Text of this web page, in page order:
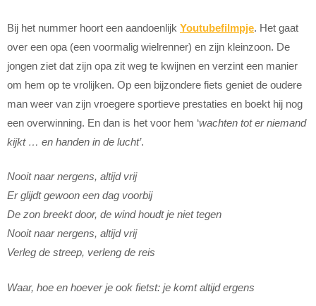
Bij het nummer hoort een aandoenlijk Youtubefilmpje. Het gaat
over een opa (een voormalig wielrenner) en zijn kleinzoon. De
jongen ziet dat zijn opa zit weg te kwijnen en verzint een manier
om hem op te vrolijken. Op een bijzondere fiets geniet de oudere
man weer van zijn vroegere sportieve prestaties en boekt hij nog
een overwinning. En dan is het voor hem ‘wachten tot er niemand
kijkt … en handen in de lucht’.
Nooit naar nergens, altijd vrij
Er glijdt gewoon een dag voorbij
De zon breekt door, de wind houdt je niet tegen
Nooit naar nergens, altijd vrij
Verleg de streep, verleng de reis
Waar, hoe en hoever je ook fietst: je komt altijd ergens